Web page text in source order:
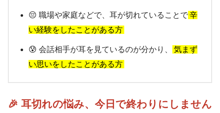
😔 職場や家庭などで、耳が切れていることで辛
い経験をしたことがある方
😰 会話相手が耳を見ているのが分かり、
気まず
い思いをしたことがある方
🎉 耳切れの悩み、今日で終わりにしません